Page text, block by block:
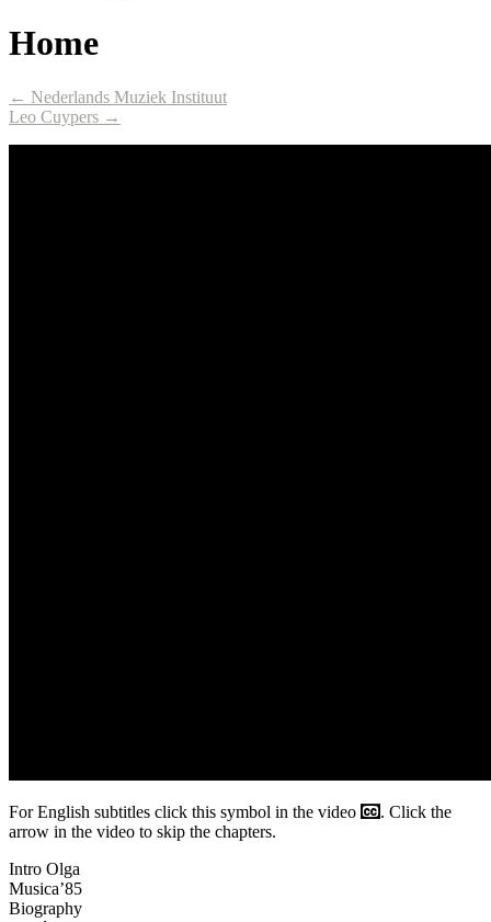
Home
← Nederlands Muziek Instituut
Leo Cuypers →
For English subtitles click this symbol in the video
. Click the
arrow in the video to skip the chapters.
Intro Olga
Musica’85
Biography